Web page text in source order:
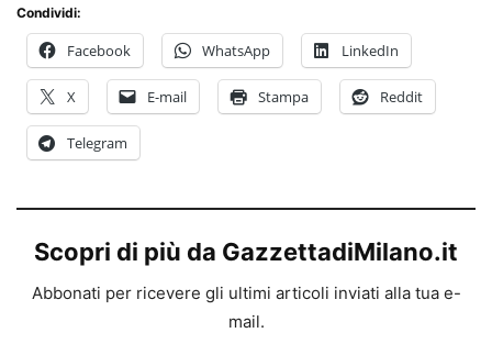
Condividi:
Facebook WhatsApp LinkedIn
X E-mail Stampa Reddit
Telegram
Scopri di più da GazzettadiMilano.it
Abbonati per ricevere gli ultimi articoli inviati alla tua e-
mail.